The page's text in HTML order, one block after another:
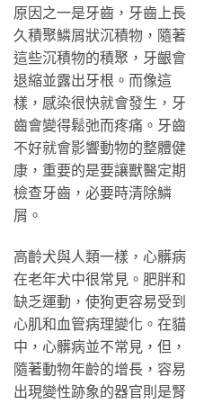
原因之一是牙齒，牙齒上長
久積聚鱗屑狀沉積物，隨著
這些沉積物的積聚，牙齦會
退縮並露出牙根。而像這
樣，感染很快就會發生，牙
齒會變得鬆弛而疼痛。牙齒
不好就會影響動物的整體健
康，重要的是要讓獸醫定期
檢查牙齒，必要時清除鱗
屑。
高齡犬與人類一樣，心髒病
在老年犬中很常見。肥胖和
缺乏運動，使狗更容易受到
心肌和血管病理變化。在貓
中，心髒病並不常見，但，
隨著動物年齡的增長，容易
出現變性跡象的器官則是腎